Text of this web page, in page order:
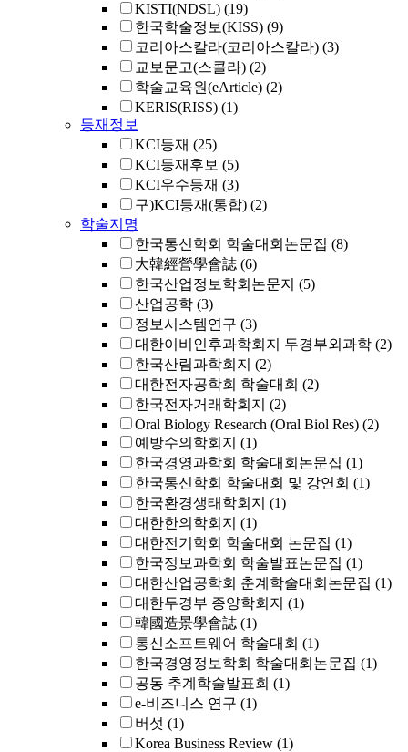
KISTI(NDSL) (19)
한국학술정보(KISS) (9)
코리아스칼라(코리아스칼라) (3)
교보문고(스콜라) (2)
학술교육원(eArticle) (2)
KERIS(RISS) (1)
등재정보
KCI등재 (25)
KCI등재후보 (5)
KCI우수등재 (3)
구)KCI등재(통합) (2)
학술지명
한국통신학회 학술대회논문집 (8)
大韓經營學會誌 (6)
한국산업정보학회논문지 (5)
산업공학 (3)
정보시스템연구 (3)
대한이비인후과학회지 두경부외과학 (2)
한국산림과학회지 (2)
대한전자공학회 학술대회 (2)
한국전자거래학회지 (2)
Oral Biology Research (Oral Biol Res) (2)
예방수의학회지 (1)
한국경영과학회 학술대회논문집 (1)
한국통신학회 학술대회 및 강연회 (1)
한국환경생태학회지 (1)
대한한의학회지 (1)
대한전기학회 학술대회 논문집 (1)
한국정보과학회 학술발표논문집 (1)
대한산업공학회 춘계학술대회논문집 (1)
대한두경부 종양학회지 (1)
韓國造景學會誌 (1)
통신소프트웨어 학술대회 (1)
한국경영정보학회 학술대회논문집 (1)
공동 추계학술발표회 (1)
e-비즈니스 연구 (1)
버섯 (1)
Korea Business Review (1)